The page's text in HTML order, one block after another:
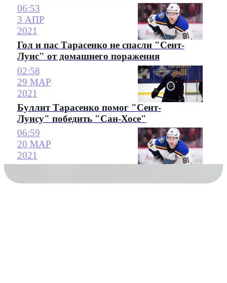
06:53
3 АПР
2021
Гол и пас Тарасенко не спасли "Сент-
Луис" от домашнего поражения
02:58
29 МАР
2021
Буллит Тарасенко помог "Сент-
Луису" победить "Сан-Хосе"
06:59
20 МАР
2021